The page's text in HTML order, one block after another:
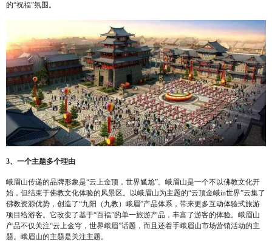
的“祝福”氛围。
3、一个主题多个理由
峨眉山传递的品牌形象是“云上金顶，世界尴尬”。峨眉山是一个不以佛教文化开
始，但结束于佛教文化体验的风景区。以峨眉山为主题的“云顶金峨in世界”云集了
佛教资源优势，创造了“九阳（九教）峨眉”产品体系，带来更多互动体验式旅游
项目给游客。它改变了基于“百福”的单一旅游产品，丰富了游客的体验。峨眉山
产品不仅关注“云上金穹，世界峨眉”话题，而且还着手峨眉山市场营销活动的主
题。峨眉山的主题是关注主题。